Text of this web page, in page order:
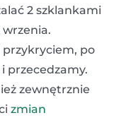
2 szklankami
wrzenia.
przykryciem, po
przecedzamy.
zewnętrznie
zmian